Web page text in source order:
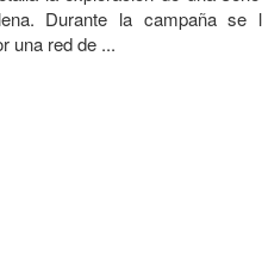
Durante la campaña
una red de ...